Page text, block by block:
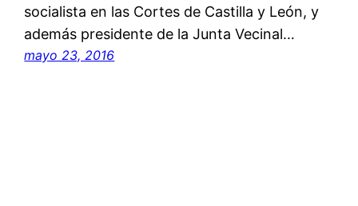
socialista en las Cortes de Castilla y León, y
además presidente de la Junta Vecinal…
mayo 23, 2016